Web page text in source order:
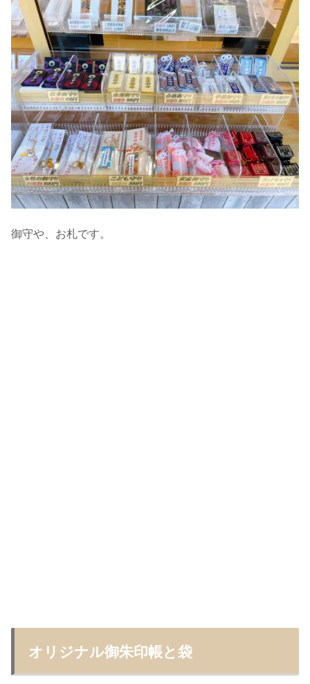
御守や、お札です。
オリジナル御朱印帳と袋